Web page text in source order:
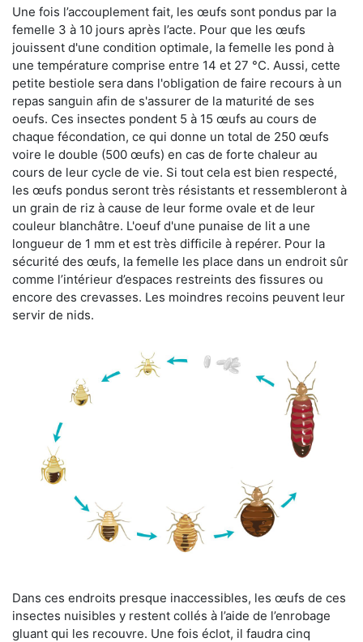
Une fois l’accouplement fait, les œufs sont pondus par la
femelle 3 à 10 jours après l’acte. Pour que les œufs
jouissent d'une condition optimale, la femelle les pond à
une température comprise entre 14 et 27 °C. Aussi, cette
petite bestiole sera dans l'obligation de faire recours à un
repas sanguin afin de s'assurer de la maturité de ses
oeufs. Ces insectes pondent 5 à 15 œufs au cours de
chaque fécondation, ce qui donne un total de 250 œufs
voire le double (500 œufs) en cas de forte chaleur au
cours de leur cycle de vie. Si tout cela est bien respecté,
les œufs pondus seront très résistants et ressembleront à
un grain de riz à cause de leur forme ovale et de leur
couleur blanchâtre. L'oeuf d'une punaise de lit a une
longueur de 1 mm et est très difficile à repérer. Pour la
sécurité des œufs, la femelle les place dans un endroit sûr
comme l’intérieur d’espaces restreints des fissures ou
encore des crevasses. Les moindres recoins peuvent leur
servir de nids.
Dans ces endroits presque inaccessibles, les œufs de ces
insectes nuisibles y restent collés à l’aide de l’enrobage
gluant qui les recouvre. Une fois éclot, il faudra cinq